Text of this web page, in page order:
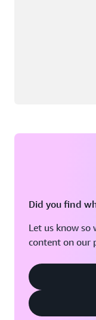
Did you find
Let us know so
content on our